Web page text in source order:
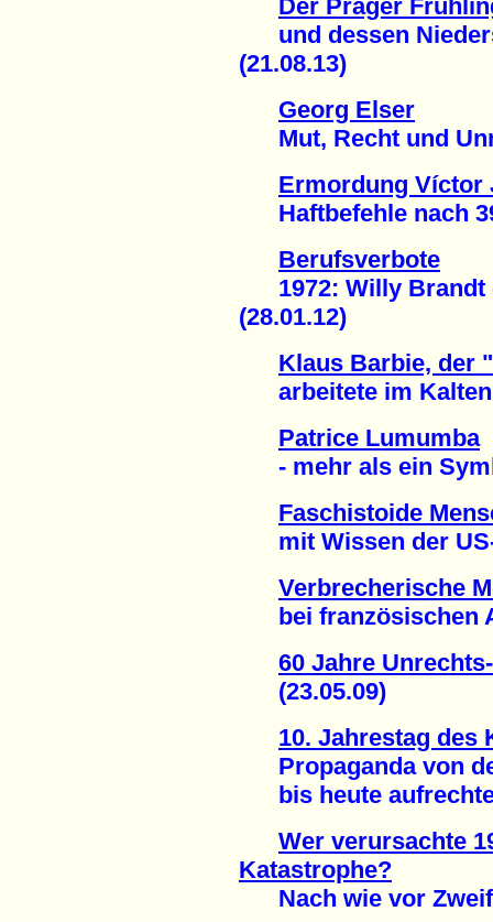
Der Prager
und dessen
(21.08.13)
Georg Elser
Mut, Recht und
Ermordung Víctor
Haftbefehle nach
Berufsverbote
1972: Willy Brandt
(28.01.12)
Klaus Barbie, der
arbeitete im Kalten
Patrice Lumumba
- mehr als ein
Faschistoide
mit Wissen der US-
Verbrecherische
bei französischen
60 Jahre
(23.05.09)
10. Jahrestag des
Propaganda von
bis heute
Wer verursachte
Katastrophe?
Nach wie vor